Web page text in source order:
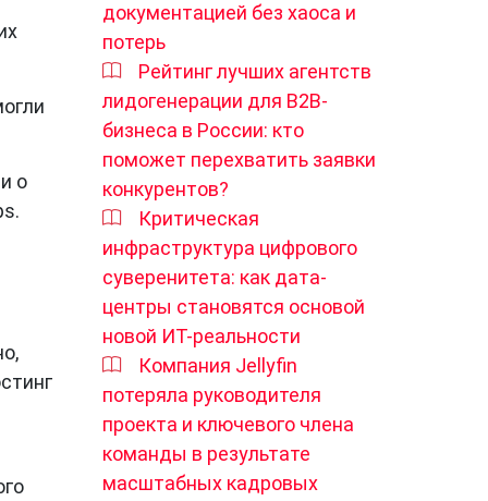
о
документацией без хаоса и
потерь
Рейтинг лучших агентств
лидогенерации для B2B-
бизнеса в России: кто
поможет перехватить заявки
конкурентов?
Критическая
инфраструктура цифрового
суверенитета: как дата-
центры становятся основой
новой ИТ-реальности
Компания Jellyfin
потеряла руководителя
проекта и ключевого члена
команды в результате
масштабных кадровых